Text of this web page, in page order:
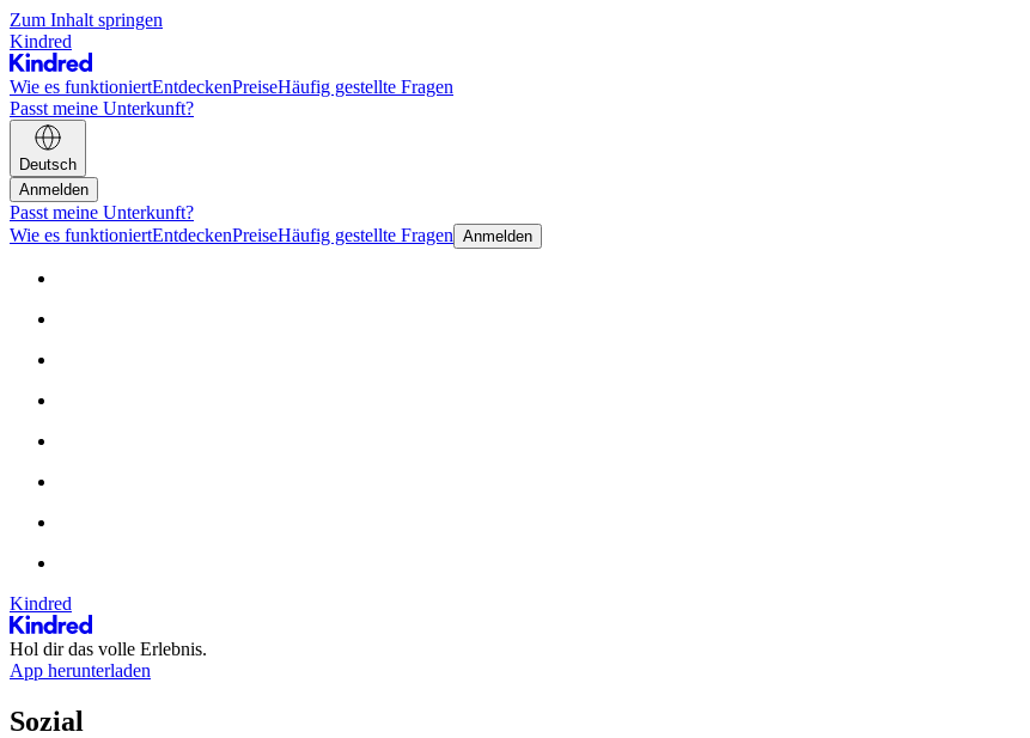
Zum Inhalt springen
Kindred
Wie es funktioniertEntdeckenPreiseHäufig gestellte Fragen
Passt meine Unterkunft?
Deutsch
Anmelden
Passt meine Unterkunft?
Wie es funktioniertEntdeckenPreiseHäufig gestellte Fragen Anmelden
Kindred
Hol dir das volle Erlebnis.
App herunterladen
Sozial